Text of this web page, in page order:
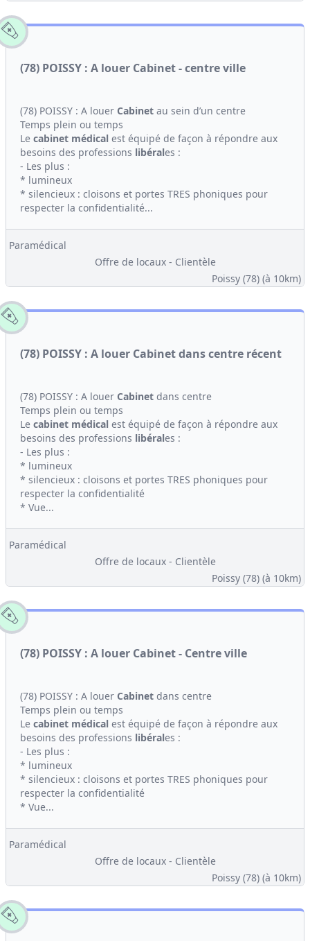
(78) POISSY : A louer Cabinet - centre ville
(78) POISSY : A louer Cabinet au sein d’un centre
Temps plein ou temps
Le cabinet médical est équipé de façon à répondre aux
besoins des professions libérales :
- Les plus :
* lumineux
* silencieux : cloisons et portes TRES phoniques pour
respecter la confidentialité...
Paramédical
Offre de locaux - Clientèle
Poissy (78) (à 10km)
(78) POISSY : A louer Cabinet dans centre récent
(78) POISSY : A louer Cabinet dans centre
Temps plein ou temps
Le cabinet médical est équipé de façon à répondre aux
besoins des professions libérales :
- Les plus :
* lumineux
* silencieux : cloisons et portes TRES phoniques pour
respecter la confidentialité
* Vue...
Paramédical
Offre de locaux - Clientèle
Poissy (78) (à 10km)
(78) POISSY : A louer Cabinet - Centre ville
(78) POISSY : A louer Cabinet dans centre
Temps plein ou temps
Le cabinet médical est équipé de façon à répondre aux
besoins des professions libérales :
- Les plus :
* lumineux
* silencieux : cloisons et portes TRES phoniques pour
respecter la confidentialité
* Vue...
Paramédical
Offre de locaux - Clientèle
Poissy (78) (à 10km)